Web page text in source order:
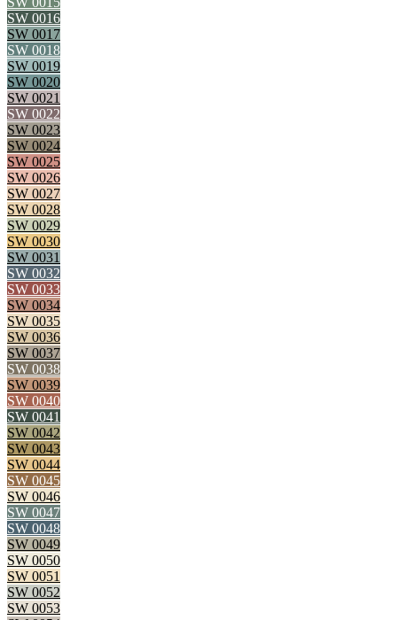
SW 0016
SW 0017
SW 0018
SW 0019
SW 0020
SW 0021
SW 0022
SW 0023
SW 0024
SW 0025
SW 0026
SW 0027
SW 0028
SW 0029
SW 0030
SW 0031
SW 0032
SW 0033
SW 0034
SW 0035
SW 0036
SW 0037
SW 0038
SW 0039
SW 0040
SW 0041
SW 0042
SW 0043
SW 0044
SW 0045
SW 0046
SW 0047
SW 0048
SW 0049
SW 0050
SW 0051
SW 0052
SW 0053